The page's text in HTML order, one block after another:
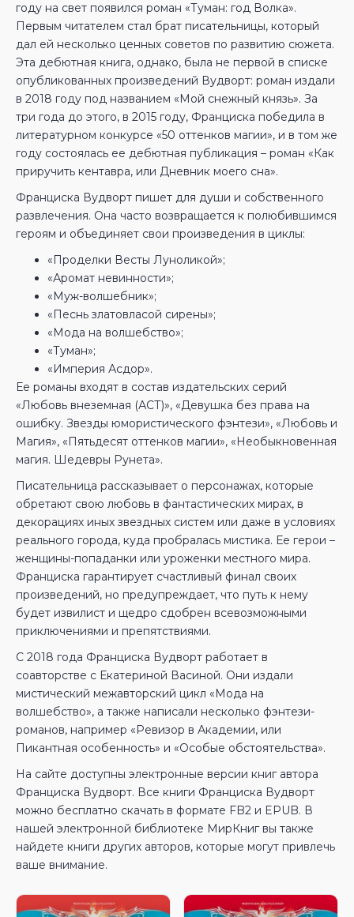
году на свет появился роман «Туман: год Волка».
Первым читателем стал брат писательницы, который
дал ей несколько ценных советов по развитию сюжета.
Эта дебютная книга, однако, была не первой в списке
опубликованных произведений Вудворт: роман издали
в 2018 году под названием «Мой снежный князь». За
три года до этого, в 2015 году, Франциска победила в
литературном конкурсе «50 оттенков магии», и в том же
году состоялась ее дебютная публикация – роман «Как
приручить кентавра, или Дневник моего сна».
Франциска Вудворт пишет для души и собственного
развлечения. Она часто возвращается к полюбившимся
героям и объединяет свои произведения в циклы:
«Проделки Весты Луноликой»;
«Аромат невинности»;
«Муж-волшебник»;
«Песнь златовласой сирены»;
«Мода на волшебство»;
«Туман»;
«Империя Асдор».
Ее романы входят в состав издательских серий
«Любовь внеземная (АСТ)», «Девушка без права на
ошибку. Звезды юмористического фэнтези», «Любовь и
Магия», «Пятьдесят оттенков магии», «Необыкновенная
магия. Шедевры Рунета».
Писательница рассказывает о персонажах, которые
обретают свою любовь в фантастических мирах, в
декорациях иных звездных систем или даже в условиях
реального города, куда пробралась мистика. Ее герои –
женщины-попаданки или уроженки местного мира.
Франциска гарантирует счастливый финал своих
произведений, но предупреждает, что путь к нему
будет извилист и щедро сдобрен всевозможными
приключениями и препятствиями.
С 2018 года Франциска Вудворт работает в
соавторстве с Екатериной Васиной. Они издали
мистический межавторский цикл «Мода на
волшебство», а также написали несколько фэнтези-
романов, например «Ревизор в Академии, или
Пикантная особенность» и «Особые обстоятельства».
На сайте доступны электронные версии книг автора
Франциска Вудворт. Все книги Франциска Вудворт
можно бесплатно скачать в формате FB2 и EPUB. В
нашей электронной библиотеке МирКниг вы также
найдете книги других авторов, которые могут привлечь
ваше внимание.